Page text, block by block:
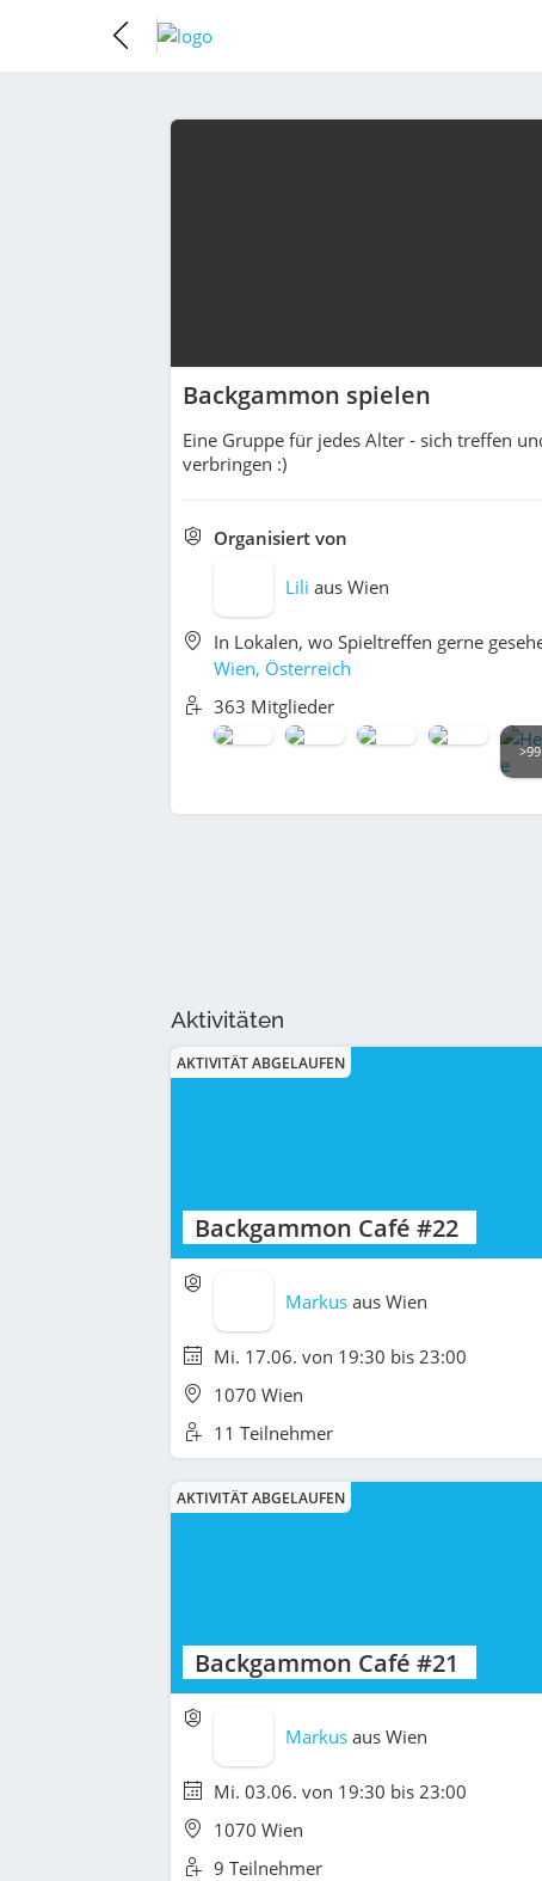
Backgammon spielen
Eine Gruppe für jedes Alter - sich treffen
verbringen :)
Organisiert von
Lili aus Wien
In Lokalen, wo Spieltreffen gerne
Wien, Österreich
363 Mitglieder
>99
Aktivitäten
AKTIVITÄT ABGELAUFEN
Backgammon Café #22
Markus aus Wien
Mi. 17.06. von 19:30 bis 23:00
1070 Wien
11 Teilnehmer
AKTIVITÄT ABGELAUFEN
Backgammon Café #21
Markus aus Wien
Mi. 03.06. von 19:30 bis 23:00
1070 Wien
9 Teilnehmer